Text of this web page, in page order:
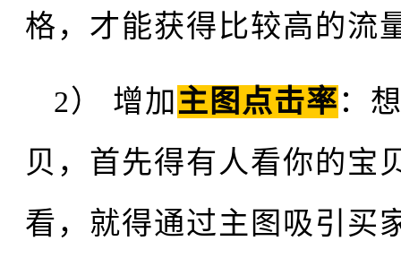
格，才能获得比较高的流
2） 增加主图点击率 ：
贝，首先得有人看你的宝
看，就得通过主图吸引买